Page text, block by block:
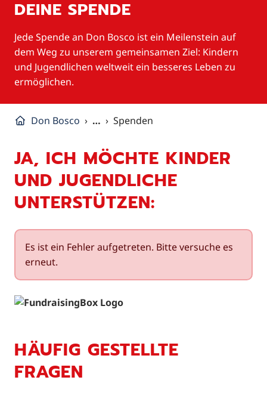
DEINE SPENDE
Jede Spende an Don Bosco ist ein Meilenstein auf
dem Weg zu unserem gemeinsamen Ziel: Kindern
und Jugendlichen weltweit ein besseres Leben zu
ermöglichen.
Don Bosco … Spenden
JA, ICH MÖCHTE KINDER
UND JUGENDLICHE
UNTERSTÜTZEN:
Es ist ein Fehler aufgetreten. Bitte versuche es
erneut.
HÄUFIG GESTELLTE
FRAGEN